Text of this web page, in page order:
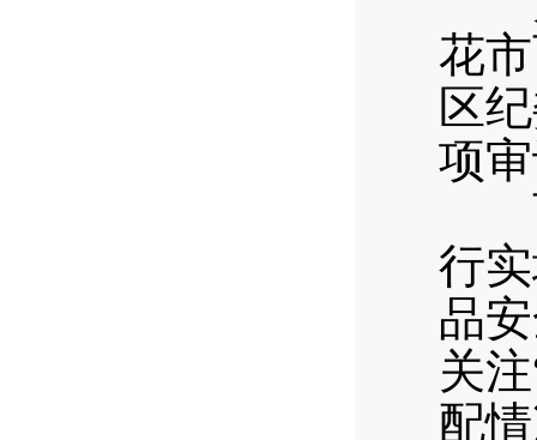
花
区
项
西
行
品
关
配